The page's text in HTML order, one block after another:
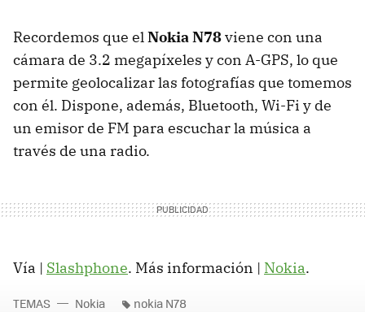
Recordemos que elNokia N78viene con una
cámara de 3.2 megapíxeles y con A-GPS, lo que
permite geolocalizar las fotografías que tomemos
con él. Dispone, además, Bluetooth, Wi-Fi y de
un emisor de FM para escuchar la música a
través de una radio.
Vía | Slashphone. Más información | Nokia.
TEMAS Nokia nokia N78